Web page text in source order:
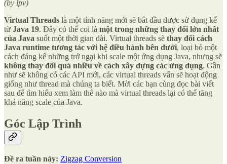
(by lpv)
Virtual Threads là một tính năng mới sẽ bắt đầu được sử dụng kể
từ Java 19. Đây có thể coi là một trong những thay đổi lớn nhất
của Java suốt một thời gian dài. Virtual threads sẽ thay đổi cách
Java runtime tương tác với hệ điều hành bên dưới, loại bỏ một
cách đáng kể những trở ngại khi scale một ứng dụng Java, nhưng sẽ
không thay đổi quá nhiều về cách xây dựng các ứng dụng. Gần
như sẽ không có các API mới, các virtual threads vẫn sẽ hoạt động
giống như thread mà chúng ta biết. Mời các bạn cùng đọc bài viết
sau để tìm hiểu xem làm thế nào mà virtual threads lại có thể tăng
khả năng scale của Java.
Góc Lập Trình
Đề ra tuần này: Zigzag Conversion